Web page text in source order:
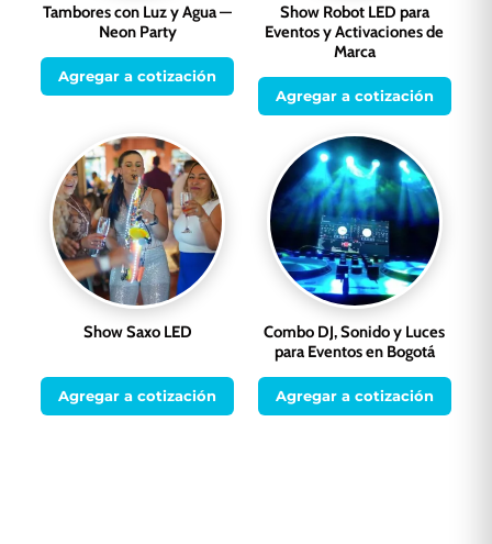
Tambores con Luz y Agua —
Neon Party
Agregar a cotización
Show Robot LED para
Eventos y Activaciones de
Marca
Agregar a cotización
Show Saxo LED
Agregar a cotización
Combo DJ, Sonido y Luces
para Eventos en Bogotá
Agregar a cotización